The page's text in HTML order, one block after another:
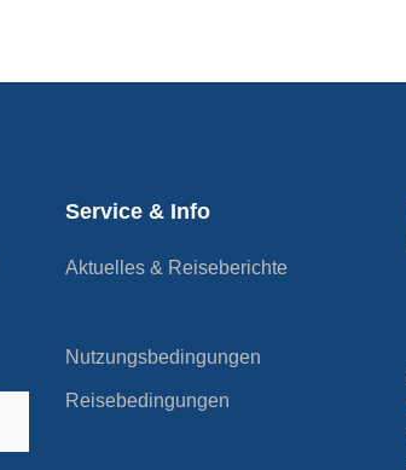
Service & Info
Aktuelles & Reiseberichte
Nutzungsbedingungen
Reisebedingungen